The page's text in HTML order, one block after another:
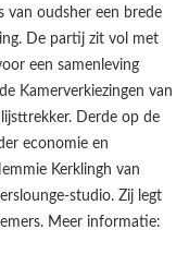
van oudsher een brede
De partij zit vol met
een samenleving
Kamerverkiezingen van
Derde op de
economie en
Kerklingh van
studio. Zij legt
Meer informatie: